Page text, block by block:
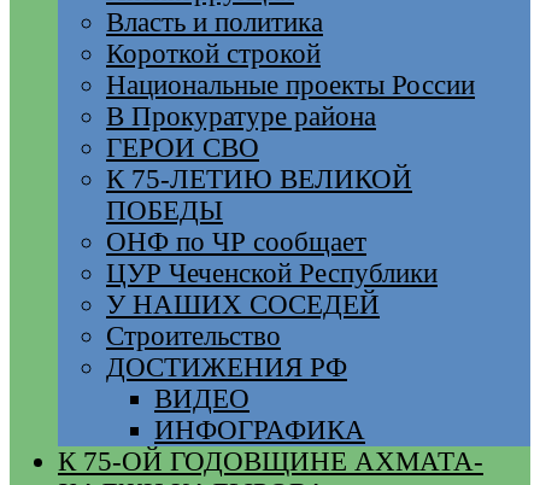
Власть и политика
Короткой строкой
Национальные проекты России
В Прокуратуре района
ГЕРОИ СВО
К 75-ЛЕТИЮ ВЕЛИКОЙ
ПОБЕДЫ
ОНФ по ЧР сообщает
ЦУР Чеченской Республики
У НАШИХ СОСЕДЕЙ
Строительство
ДОСТИЖЕНИЯ РФ
ВИДЕО
ИНФОГРАФИКА
К 75-ОЙ ГОДОВЩИНЕ АХМАТА-